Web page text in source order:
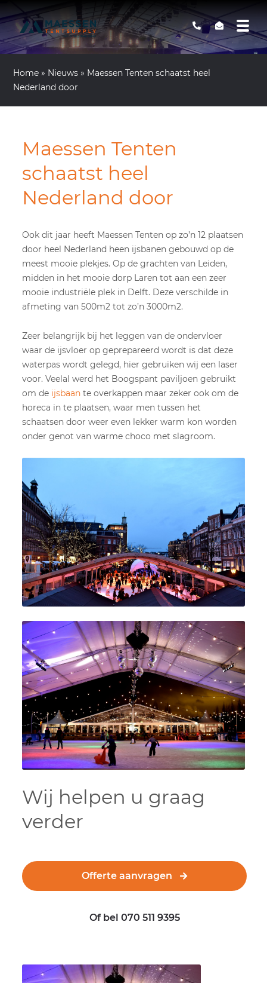
Home » Nieuws » Maessen Tenten schaatst heel
Nederland door
Maessen Tenten
schaatst heel
Nederland door
Ook dit jaar heeft Maessen Tenten op zo’n 12 plaatsen
door heel Nederland heen ijsbanen gebouwd op de
meest mooie plekjes. Op de grachten van Leiden,
midden in het mooie dorp Laren tot aan een zeer
mooie industriële plek in Delft. Deze verschilde in
afmeting van 500m2 tot zo’n 3000m2.
Zeer belangrijk bij het leggen van de ondervloer
waar de ijsvloer op geprepareerd wordt is dat deze
waterpas wordt gelegd, hier gebruiken wij een laser
voor. Veelal werd het Boogspant paviljoen gebruikt
om de ijsbaan te overkappen maar zeker ook om de
horeca in te plaatsen, waar men tussen het
schaatsen door weer even lekker warm kon worden
onder genot van warme choco met slagroom.
Wij helpen u graag
verder
Offerte aanvragen
Of bel 070 511 9395